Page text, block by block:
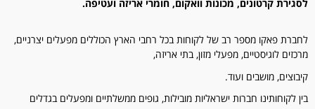
לסגירת קרטונים, מכונות וואקום, חומרי אריזה ועטיפה.
לחברת פאקו מספר רב של לקוחות בכל רחבי הארץ הכוללים מפעלים יצרניים,
מרכזים לוגיסטיים, מפעלי מזון, בתי אריזה,
קיבוצים, מושבים ועוד.
בין לקוחותינו חברות ישראליות מובילות, גופים ממשלתיים ומפעלים בגדלים